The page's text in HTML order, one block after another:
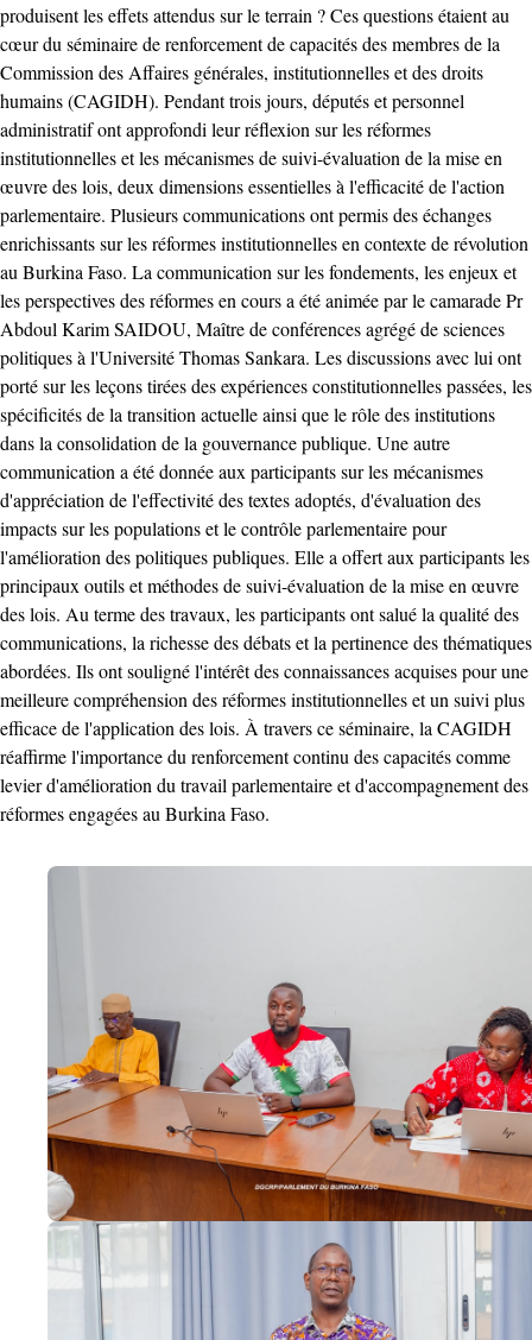
produisent les effets attendus sur le terrain ? Ces questions étaient au
cœur du séminaire de renforcement de capacités des membres de la
Commission des Affaires générales, institutionnelles et des droits
humains (CAGIDH). Pendant trois jours, députés et personnel
administratif ont approfondi leur réflexion sur les réformes
institutionnelles et les mécanismes de suivi-évaluation de la mise en
œuvre des lois, deux dimensions essentielles à l'efficacité de l'action
parlementaire. Plusieurs communications ont permis des échanges
enrichissants sur les réformes institutionnelles en contexte de révolution
au Burkina Faso. La communication sur les fondements, les enjeux et
les perspectives des réformes en cours a été animée par le camarade Pr
Abdoul Karim SAIDOU, Maître de conférences agrégé de sciences
politiques à l'Université Thomas Sankara. Les discussions avec lui ont
porté sur les leçons tirées des expériences constitutionnelles passées, les
spécificités de la transition actuelle ainsi que le rôle des institutions
dans la consolidation de la gouvernance publique. Une autre
communication a été donnée aux participants sur les mécanismes
d'appréciation de l'effectivité des textes adoptés, d'évaluation des
impacts sur les populations et le contrôle parlementaire pour
l'amélioration des politiques publiques. Elle a offert aux participants les
principaux outils et méthodes de suivi-évaluation de la mise en œuvre
des lois. Au terme des travaux, les participants ont salué la qualité des
communications, la richesse des débats et la pertinence des thématiques
abordées. Ils ont souligné l'intérêt des connaissances acquises pour une
meilleure compréhension des réformes institutionnelles et un suivi plus
efficace de l'application des lois. À travers ce séminaire, la CAGIDH
réaffirme l'importance du renforcement continu des capacités comme
levier d'amélioration du travail parlementaire et d'accompagnement des
réformes engagées au Burkina Faso.